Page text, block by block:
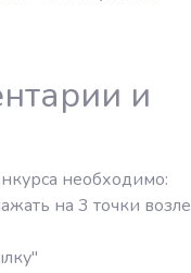
и
необходимо:
на 3 точки возле